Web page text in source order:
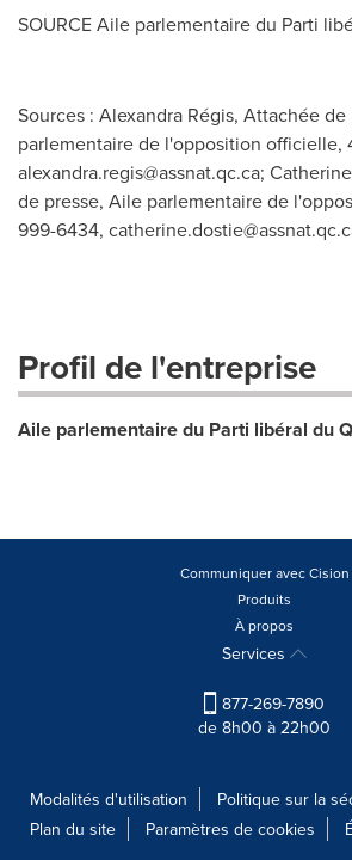
SOURCE Aile parlementaire du Parti
Sources : Alexandra Régis, Attachée
parlementaire de l'opposition officielle,
alexandra.regis@assnat.qc.ca;
de presse, Aile parlementaire de
999-6434,
Profil de l'entreprise
Aile parlementaire du Parti libéral du
Communiquer avec Cision
Produits
À propos
Services
877-269-7890
de 8h00 à 22h00
Modalités d'utilisation
Politique sur la
Plan du site
Paramètres de cookies